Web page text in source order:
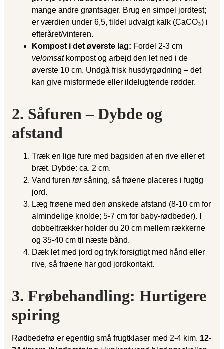
mange andre grøntsager. Brug en simpel jordtest;
er værdien under 6,5, tildel udvalgt kalk (CaCO₃) i
efteråret/vinteren.
Kompost i det øverste lag: Fordel 2-3 cm
velomsatkompost og arbej­d den let ned i de
øverste 10 cm. Undgå frisk husdyrgødning – det
kan give misformede eller ildelugtende rødder.
2. Såfuren – Dybde og
afstand
Træk en lige fure med bagsiden af en rive eller et
bræt. Dybde: ca. 2 cm.
Vand furen førsåning, så frøene placeres i fugtig
jord.
Læg frøene med den ønskede afstand (8-10 cm for
almindelige knolde; 5-7 cm for baby-rødbeder). I
dobbeltrækker holder du 20 cm mellem rækkerne
og 35-40 cm til næste bånd.
Dæk let med jord og tryk forsigtigt med hånd eller
rive, så frøene har god jordkontakt.
3. Frøbehandling: Hurtigere
spiring
Rødbedefrø er egentlig små frugtklaser med 2-4 kim. 12-